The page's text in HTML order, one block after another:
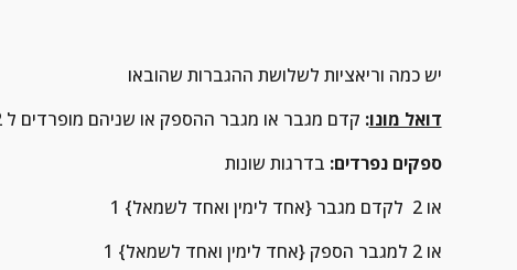
יש כמה וריאציות לשלושת ההגברות שהובאו
דואל מונו: קדם מגבר או מגבר ההספק או שניהם מופרדים ל 2 האחד אחראי לצד לשמאל והשני לימין
ספקים נפרדים: בדרגות שונות
1 או 2  לקדם מגבר {אחד לימין ואחד לשמאל}
1 או 2 למגבר הספק {אחד לימין ואחד לשמאל}